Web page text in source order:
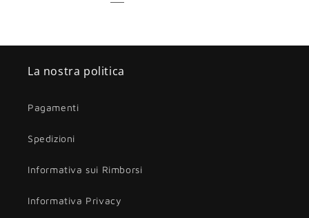
La nostra politica
Pagamenti
Spedizioni
Informativa sui Rimborsi
Informativa Privacy